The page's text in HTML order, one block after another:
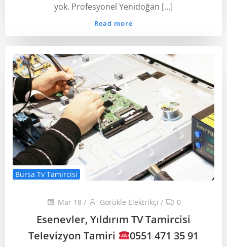
yok. Profesyonel Yenidoğan […]
Read more
Bursa Tv Tamircisi
Mar 18 / Görükle Elektrikçi / 0
Esenevler, Yıldırım TV Tamircisi
Televizyon Tamiri
0551 471 35 91